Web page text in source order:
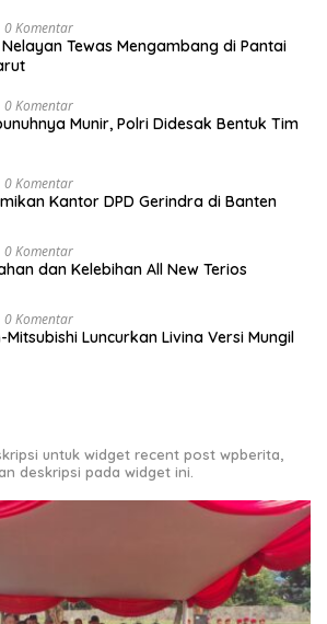
0 Komentar
Nelayan Tewas Mengambang di Pantai
0 Komentar
Munir, Polri Didesak Bentuk Tim
0 Komentar
Kantor DPD Gerindra di Banten
0 Komentar
dan Kelebihan All New Terios
0 Komentar
Mitsubishi Luncurkan Livina Versi Mungil
untuk widget recent post wpberita,
deskripsi pada widget ini.